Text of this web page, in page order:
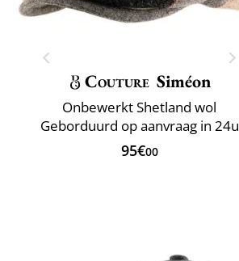
Couture Siméon
Onbewerkt Shetland wol
Geborduurd op aanvraag in 24u
95€00